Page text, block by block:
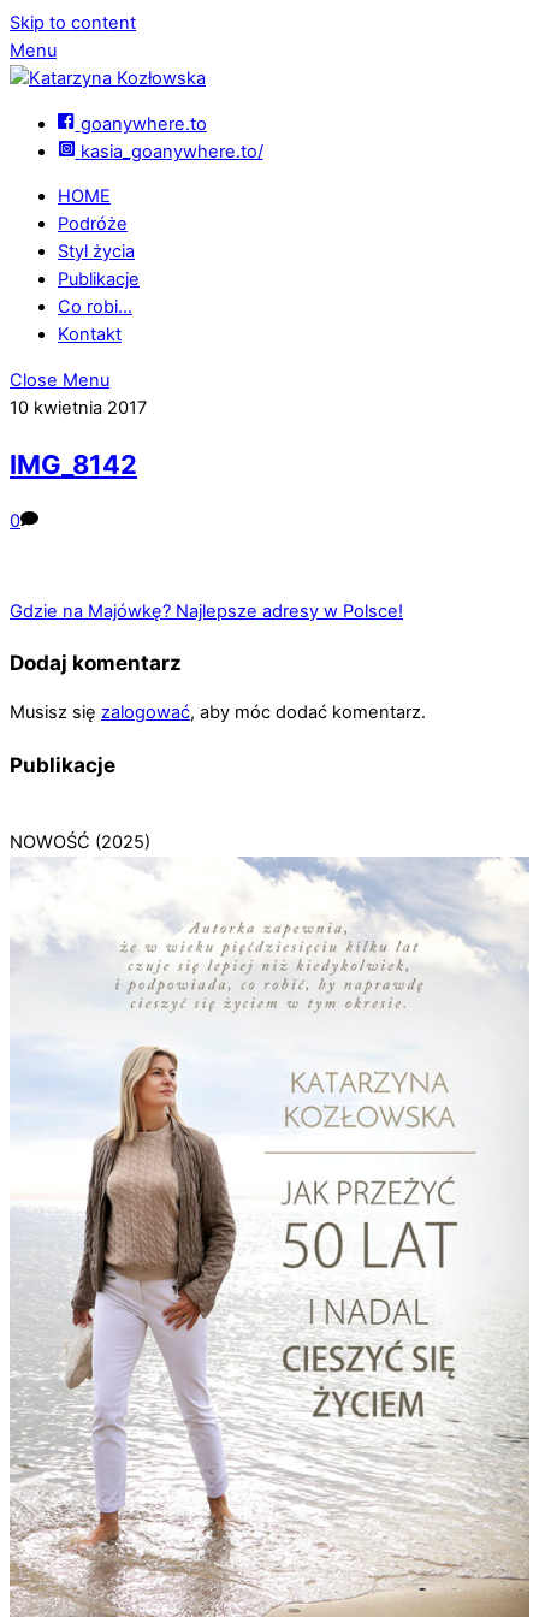
Skip to content
Menu
goanywhere.to
kasia_goanywhere.to/
HOME
Podróże
Styl życia
Publikacje
Co robi…
Kontakt
Close Menu
10 kwietnia 2017
IMG_8142
0
Gdzie na Majówkę? Najlepsze adresy w Polsce!
Dodaj komentarz
Musisz się zalogować, aby móc dodać komentarz.
Publikacje
NOWOŚĆ (2025)